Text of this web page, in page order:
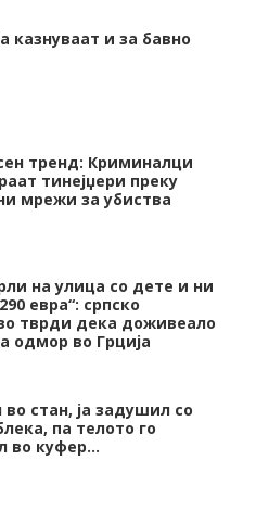
казнуваат и за бавно
тренд: Криминалци
тинејџери преку
мрежи за убиства
на улица со дете и ни
евра“: српско
тврди дека доживеало
одмор во Грција
во стан, ја задушил со
па телото го
во куфер…